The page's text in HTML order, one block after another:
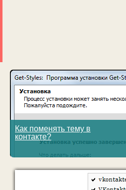
Как поменять тему в
контакте?